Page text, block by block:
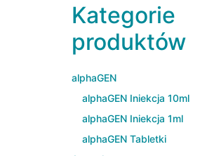
Kategorie
produktów
alphaGEN
alphaGEN Iniekcja 10ml
alphaGEN Iniekcja 1ml
alphaGEN Tabletki